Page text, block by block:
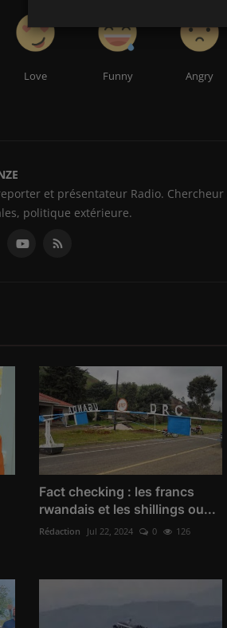
Love Funny Angry
et présentateur Radio.
politique extérieure.
Fact checking : les francs
rwandais et les shillings ou...
Rédaction Jul 22, 2024 0 126